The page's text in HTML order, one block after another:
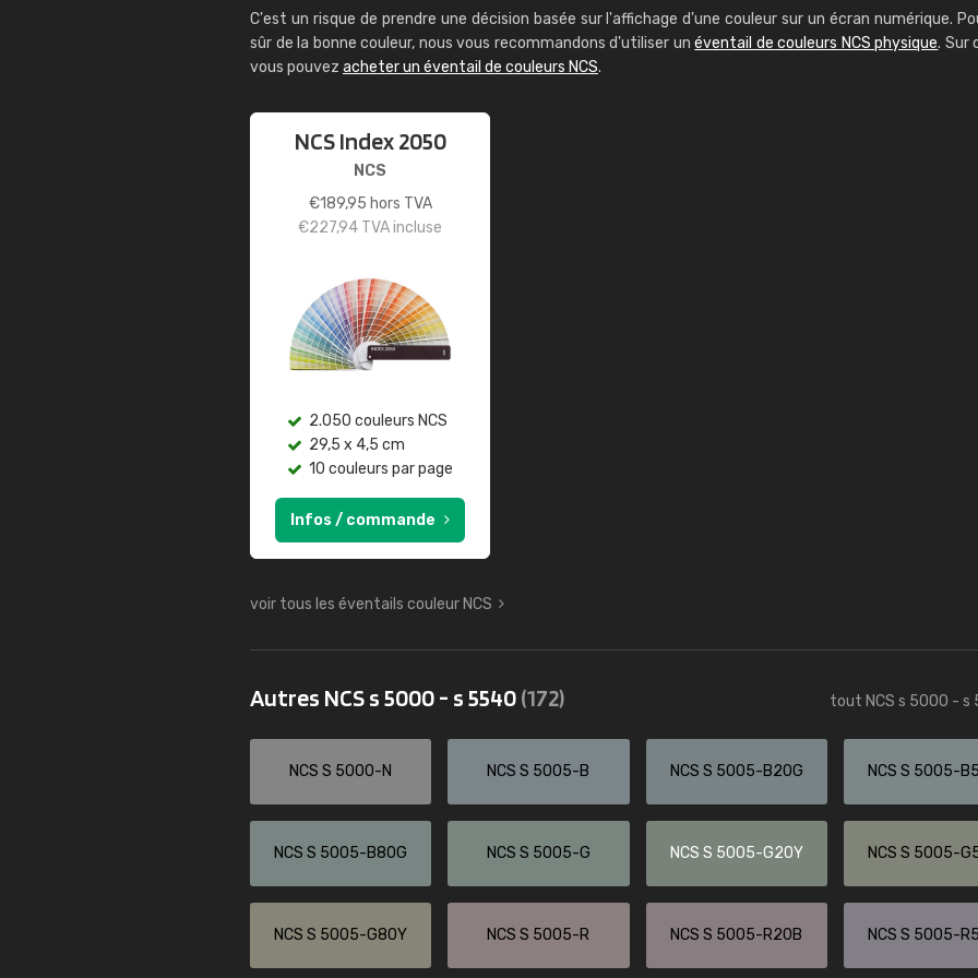
C'est un risque de prendre une décision basée sur l'affichage d'une couleur sur un écran numérique.
sûr de la bonne couleur, nous vous recommandons d'utiliser unéventail de couleurs NCS physique. Sur
vous pouvez acheter un éventail de couleurs NCS.
NCS Index 2050
NCS
€189,95 hors TVA
€227,94 TVA incluse
2.050 couleurs NCS
29,5 x 4,5 cm
10 couleurs par page
Infos / commande
voir tous les éventails couleur NCS
Autres NCS s 5000 - s 5540(172) tout NCS s 5000 - s
NCS S 5000-N NCS S 5005-B NCS S 5005-B20G NCS S 5005-
NCS S 5005-B80G NCS S 5005-G NCS S 5005-G20Y NCS S 5005-
NCS S 5005-G80Y NCS S 5005-R NCS S 5005-R20B NCS S 5005-